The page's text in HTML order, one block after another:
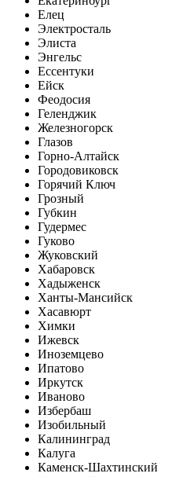
Елец
Электросталь
Элиста
Энгельс
Ессентуки
Ейск
Феодосия
Геленджик
Железногорск
Глазов
Горно-Алтайск
Городовиковск
Горячий Ключ
Грозный
Губкин
Гудермес
Гуково
Жуковский
Хабаровск
Хадыженск
Ханты-Мансийск
Хасавюрт
Химки
Ижевск
Иноземцево
Ипатово
Иркутск
Иваново
Избербаш
Изобильный
Калининград
Калуга
Каменск-Шахтинский